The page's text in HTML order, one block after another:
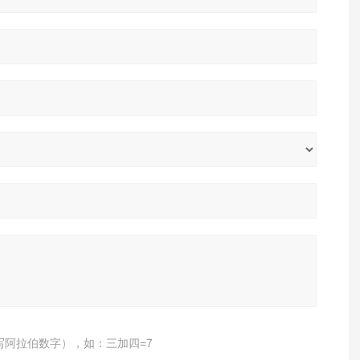
拉伯数字），如：三加四=7